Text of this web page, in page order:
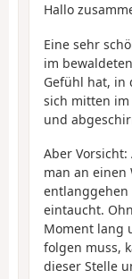
Hallo
Eine sehr
im
Gefühl hat, in
sich mitten
und
Aber Vorsicht:
man an einen
entlanggehen
eintaucht.
Moment lang
folgen muss,
dieser Stelle